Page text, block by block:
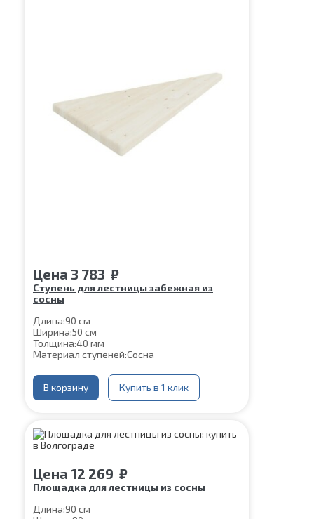
Цена 3 783 ₽
Ступень для лестницы забежная из
сосны
Длина:90 см
Ширина:50 см
Толщина:40 мм
Материал ступеней:Сосна
В корзину Купить в 1 клик
Цена 12 269 ₽
Площадка для лестницы из сосны
Длина:90 см